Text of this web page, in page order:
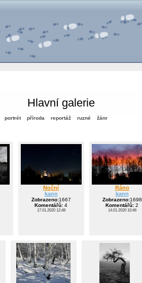
Hlavní galerie
portrét příroda reportáž ruzné žánr
Noční
kann
Zobrazeno:1667
Komentářů: 4
17.01.2020 12:48
Ráno
kann
Zobrazeno:1698
Komentářů: 2
14.01.2020 10:46